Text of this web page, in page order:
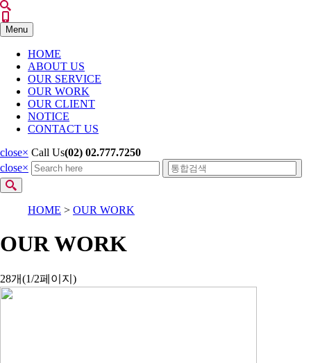
Menu
HOME
ABOUT US
OUR SERVICE
OUR WORK
OUR CLIENT
NOTICE
CONTACT US
close× Call Us(02) 02.777.7250
close×
HOME > OUR WORK
OUR WORK
28개(1/2페이지)